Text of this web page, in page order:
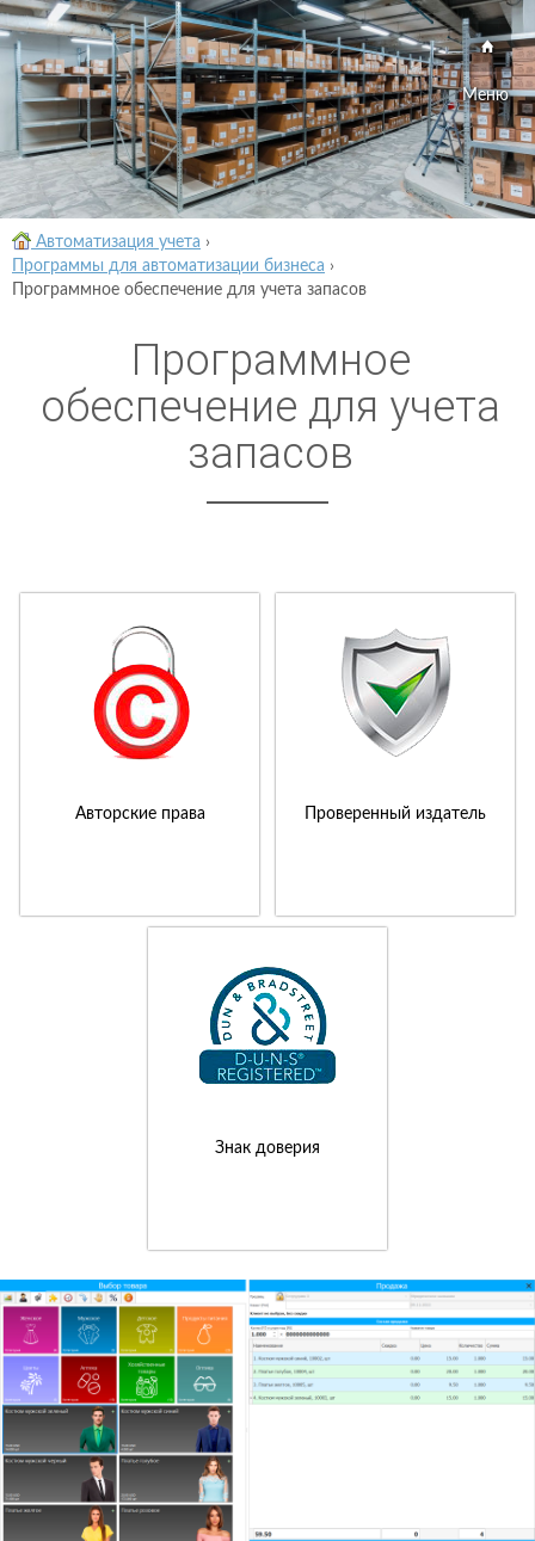
Меню
Автоматизация учета ›
Программы для автоматизации бизнеса ›
Программное обеспечение для учета запасов
Программное
обеспечение для учета
запасов
Авторские права Проверенный издатель
Знак доверия